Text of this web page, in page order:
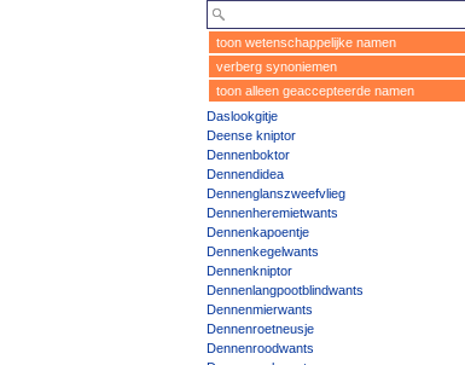
toon wetenschappelijke namen
verberg synoniemen
toon alleen geaccepteerde namen
Daslookgitje
Deense kniptor
Dennenboktor
Dennendidea
Dennenglanszweefvlieg
Dennenheremietwants
Dennenkapoentje
Dennenkegelwants
Dennenkniptor
Dennenlangpootblindwants
Dennenmierwants
Dennenroetneusje
Dennenroodwants